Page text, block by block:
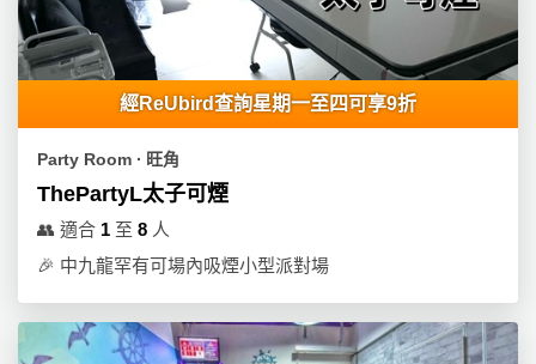
經ReUbird查詢星期一至四可享9折
Party Room ∙ 旺角
ThePartyL太子可煙
👥 適合 1 至 8 人
🎉 中九龍罕有可場內吸煙小型派對場